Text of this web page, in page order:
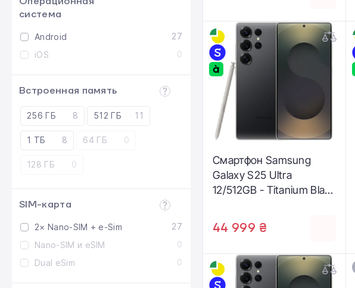
система
Android
27
iOS
0
Встроенная память
256 ГБ 8 512 ГБ 11
1 ТБ 8 64 ГБ 0
128 ГБ 0
SIM-карта
2× Nano-SIM + e-Sim
27
Nano-SIM и eSIM
0
Dual eSim
0
Смартфон Samsung
Galaxy S25 Ultra
12/512GB - Titanium Black
44 999 ₴